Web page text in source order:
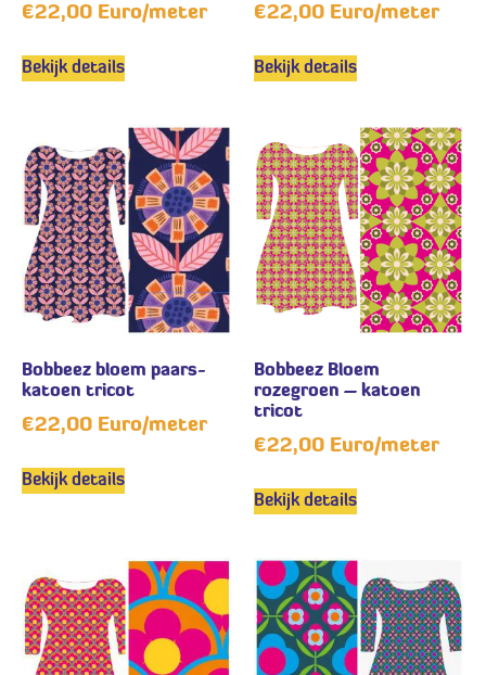
€22,00 Euro/meter
Bekijk details
€22,00 Euro/meter
Bekijk details
Bobbeez bloem paars-
katoen tricot
€22,00 Euro/meter
Bekijk details
Bobbeez Bloem
rozegroen – katoen
tricot
€22,00 Euro/meter
Bekijk details